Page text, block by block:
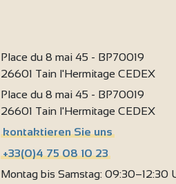
Place du 8 mai 45 - BP70019
26601 Tain l'Hermitage CEDEX
Place du 8 mai 45 - BP70019
26601 Tain l'Hermitage CEDEX
kontaktieren Sie uns
+33(0)4 75 08 10 23
Montag bis Samstag: 09:30–12:30